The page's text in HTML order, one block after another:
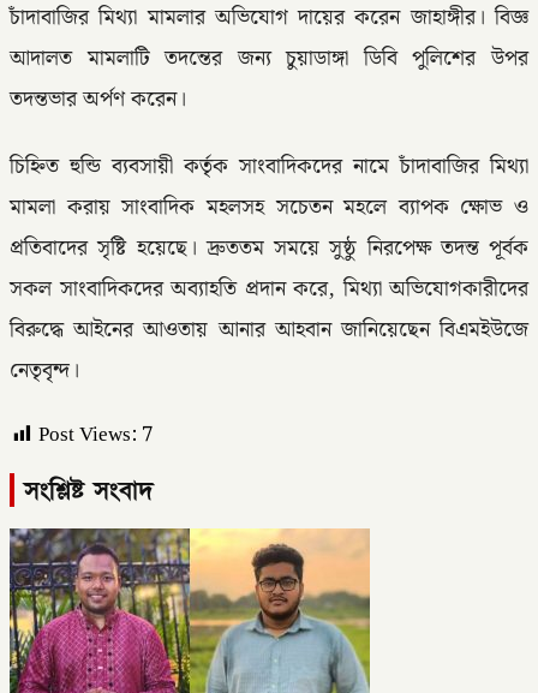
চাঁদাবাজির মিথ্যা মামলার অভিযোগ দায়ের করেন জাহাঙ্গীর। বিজ্ঞ
আদালত মামলাটি তদন্তের জন্য চুয়াডাঙ্গা ডিবি পুলিশের উপর
তদন্তভার অর্পণ করেন।
চিহ্নিত হুন্ডি ব্যবসায়ী কর্তৃক সাংবাদিকদের নামে চাঁদাবাজির মিথ্যা
মামলা করায় সাংবাদিক মহলসহ সচেতন মহলে ব্যাপক ক্ষোভ ও
প্রতিবাদের সৃষ্টি হয়েছে। দ্রুততম সময়ে সুষ্ঠু নিরপেক্ষ তদন্ত পূর্বক
সকল সাংবাদিকদের অব্যাহতি প্রদান করে, মিথ্যা অভিযোগকারীদের
বিরুদ্ধে আইনের আওতায় আনার আহবান জানিয়েছেন বিএমইউজে
নেতৃবৃন্দ।
Post Views: 7
সংশ্লিষ্ট সংবাদ